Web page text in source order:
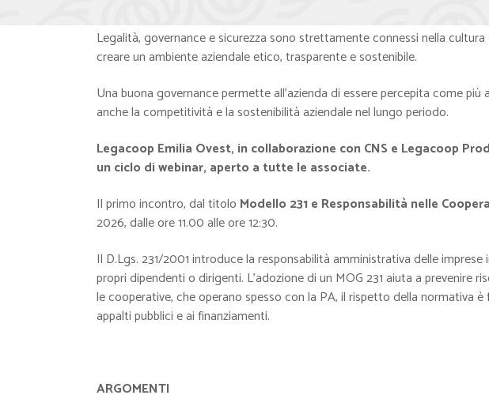
Legalità, governance e sicurezza sono strettamente connessi nella cultura
creare un ambiente aziendale etico, trasparente e sostenibile.
Una buona governance permette all’azienda di essere percepita come
anche la competitività e la sostenibilità aziendale nel lungo periodo.
Legacoop Emilia Ovest, in collaborazione con CNS e Legacoop
un ciclo di webinar, aperto a tutte le associate.
Il primo incontro, dal titolo Modello 231 e Responsabilità nelle
2026, dalle ore 11.00 alle ore 12:30.
Il D.Lgs. 231/2001 introduce la responsabilità amministrativa delle
propri dipendenti o dirigenti. L’adozione di un MOG 231 aiuta a prevenire
le cooperative, che operano spesso con la PA, il rispetto della normativa
appalti pubblici e ai finanziamenti.
ARGOMENTI